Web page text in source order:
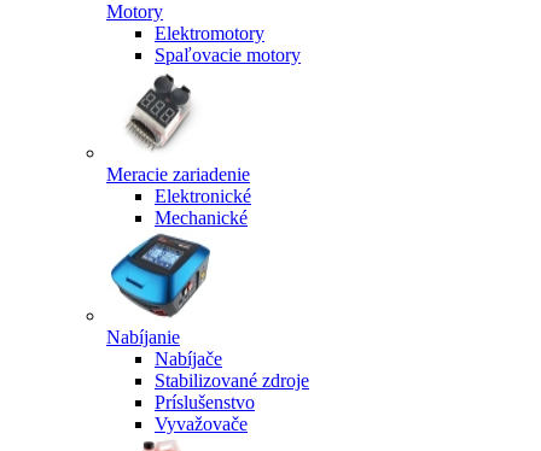
Motory
Elektromotory
Spaľovacie motory
Meracie zariadenie
Elektronické
Mechanické
Nabíjanie
Nabíjače
Stabilizované zdroje
Príslušenstvo
Vyvažovače